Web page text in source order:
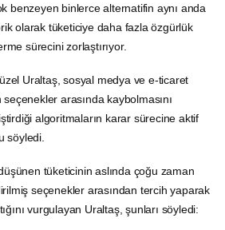
benzeyen binlerce alternatifin aynı anda
olarak tüketiciye daha fazla özgürlük
sürecini zorlaştırıyor.
Uraltaş​​​​​​​,sosyal medya ve e-ticaret
arasında kaybolmasını
algoritmaların karar sürecine aktif
söyledi.
düşünen tüketicinin aslında çoğu zaman
seçenekler arasından tercih yaparak
vurgulayan Uraltaş, şunları söyledi: